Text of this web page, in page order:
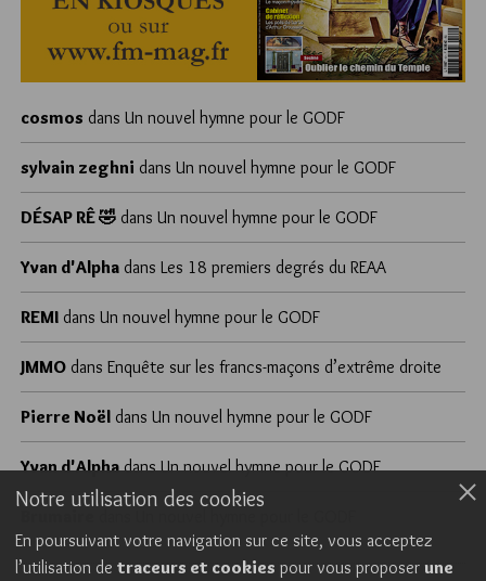
cosmos dans Un nouvel hymne pour le GODF
sylvain zeghni dans Un nouvel hymne pour le GODF
DÉSAP RÊ 🤣 dans Un nouvel hymne pour le GODF
Yvan d'Alpha dans Les 18 premiers degrés du REAA
REMI dans Un nouvel hymne pour le GODF
JMMO dans Enquête sur les francs-maçons d’extrême droite
Pierre Noël dans Un nouvel hymne pour le GODF
Yvan d'AlphadansUn nouvel hymne pour le GODF
Notre utilisation des cookies
En poursuivant votre navigation sur ce site, vous acceptez
l’utilisation de traceurs et cookies pour vous proposer une